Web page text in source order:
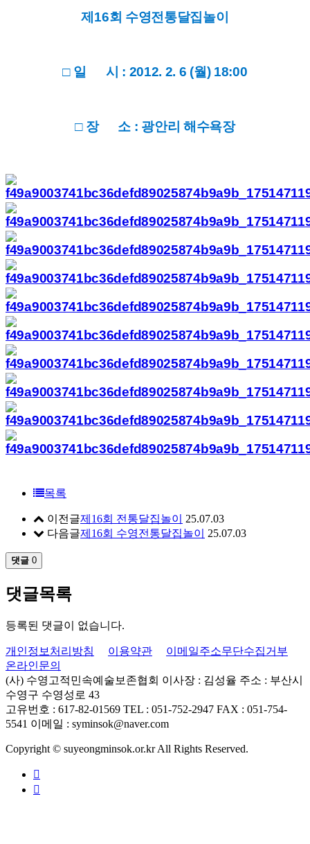
제16회 수영전통달집놀이
□ 일 시 : 2012. 2. 6 (월) 18:00
□ 장 소 : 광안리 해수욕장
목록
이전글제16회 전통달집놀이
25.07.03
다음글제16회 수영전통달집놀이 25.07.03
댓글 0
댓글목록
등록된 댓글이 없습니다.
개인정보처리방침 이용약관
이메일주소무단수집거부
온라인문의
(사) 수영고적민속예술보존협회 이사장 : 김성율 주소 : 부산시
수영구 수영성로 43
고유번호 : 617-82-01569 TEL : 051-752-2947 FAX : 051-754-
5541 이메일 : syminsok@naver.com
Copyright © suyeongminsok.or.kr All Rights Reserved.